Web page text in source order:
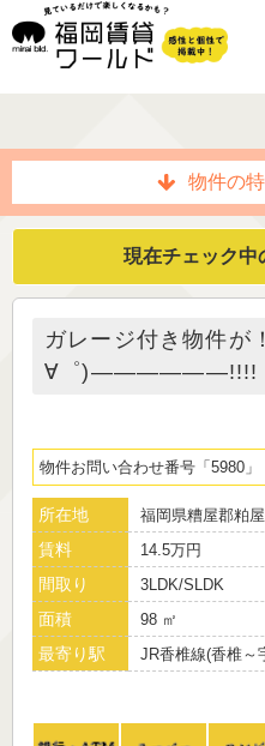
物件の
現在チェック中
ガレージ付き物
∀゜)——————!!!!
物件お問い合わせ番号 5980
所在地 福岡県糟屋郡粕
賃料 14.5万円
間取り 3LDK/SLDK
面積 98 ㎡
最寄り駅 JR香椎線(香椎～